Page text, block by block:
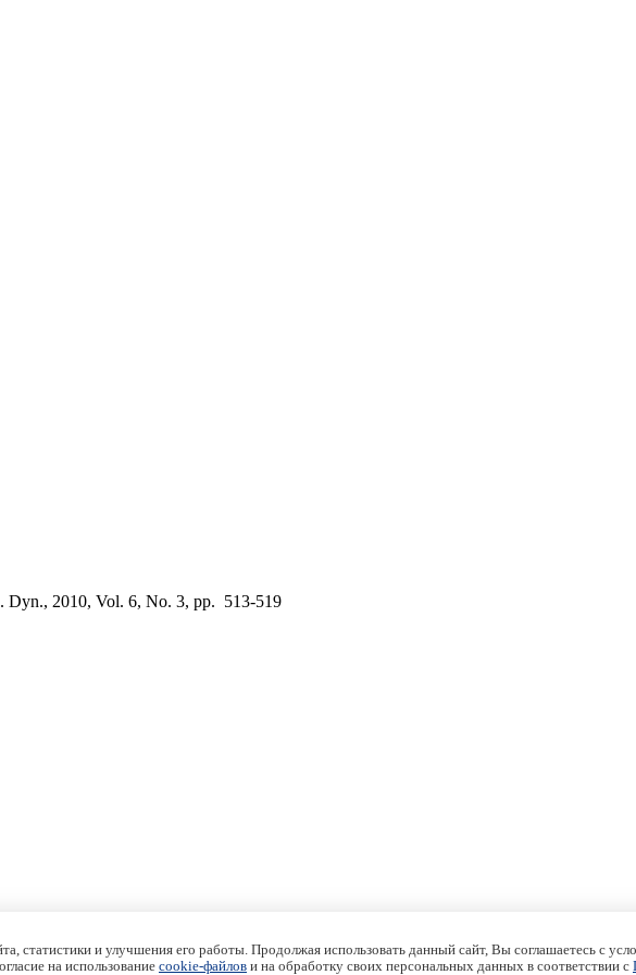
Dyn., 2010, Vol. 6, No. 3, pp. 513-519
статистики и улучшения его работы. Продолжая использовать данный сайт, Вы соглашаетесь с
на использование cookie-файлов и на обработку своих персональных данных в соответствии с